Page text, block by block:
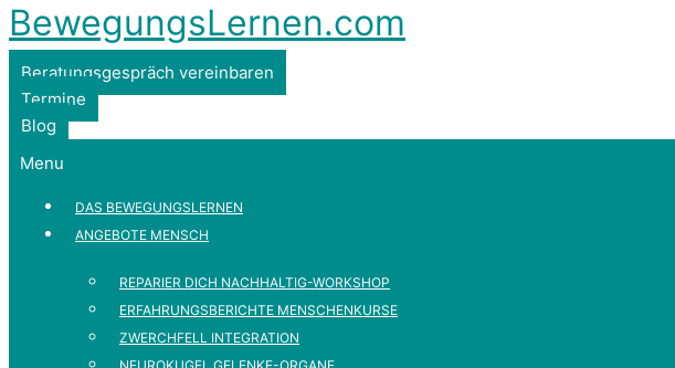
BewegungsLernen.com
Beratungsgespräch vereinbaren
Termine
Blog
Menu
DAS BEWEGUNGSLERNEN
ANGEBOTE MENSCH
REPARIER DICH NACHHALTIG-WORKSHOP
ERFAHRUNGSBERICHTE MENSCHENKURSE
ZWERCHFELL INTEGRATION